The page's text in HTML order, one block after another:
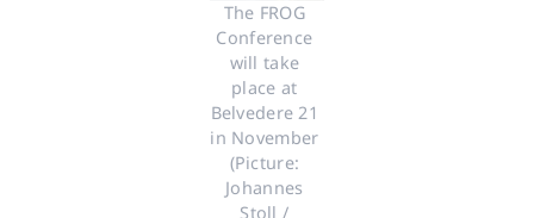
The FROG
Conference
will take
place at
Belvedere 21
in November
(Picture:
Johannes
Stoll /